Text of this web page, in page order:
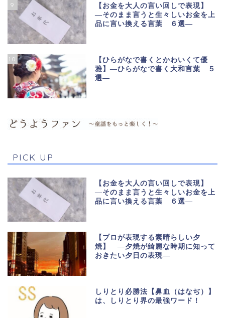
9
【お金を大人の言い回しで表現】
―そのまま言うと生々しいお金を上
品に言い換える言葉 ６選―
10
【ひらがなで書くとかわいくて優
雅】―ひらがなで書く大和言葉 ５
選―
PICK UP
【お金を大人の言い回しで表現】
―そのまま言うと生々しいお金を上
品に言い換える言葉 ６選―
【プロが表現する素晴らしい夕
焼】 ―夕焼が綺麗な時期に知って
おきたい夕日の表現―
しりとり必勝法【鼻血（はなぢ）】
は、しりとり界の最強ワード！